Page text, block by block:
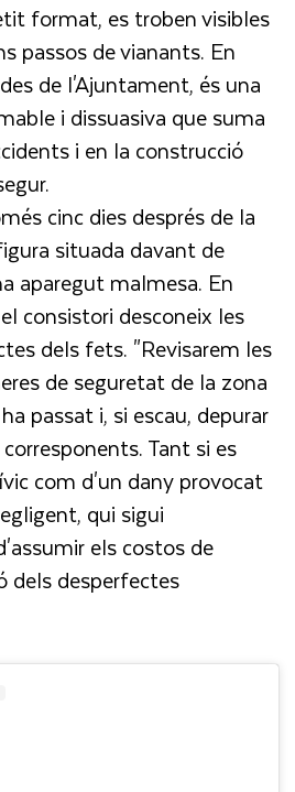
format, es troben visibles
passos de vianants. En
de l'Ajuntament, és una
i dissuasiva que suma
i en la construcció
cinc dies després de la
situada davant de
aparegut malmesa. En
consistori desconeix les
dels fets. "Revisarem les
de seguretat de la zona
passat i, si escau, depurar
Tant si es
com d'un dany provocat
qui sigui
els costos de
dels desperfectes